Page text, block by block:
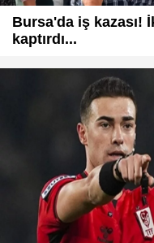
Bursa'da iş kazası!
kaptırdı...